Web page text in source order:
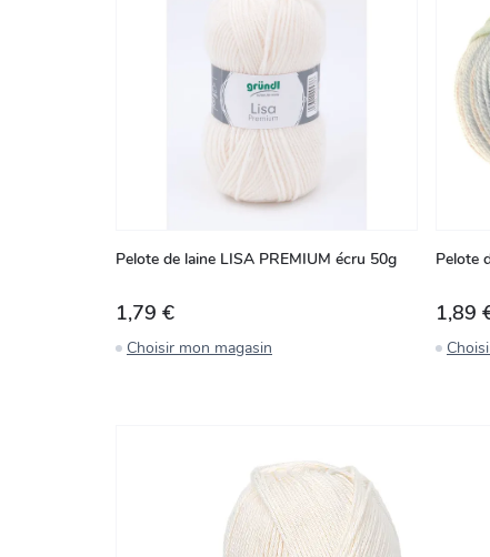
Pelote de laine LISA PREMIUM écru 50g
1,79 €
Choisir mon magasin
Pelote
1,89